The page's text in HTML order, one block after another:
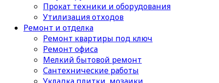
Прокат техники и оборудования
Утилизация отходов
Ремонт и отделка
Ремонт квартиры под ключ
Ремонт офиса
Мелкий бытовой ремонт
Сантехнические работы